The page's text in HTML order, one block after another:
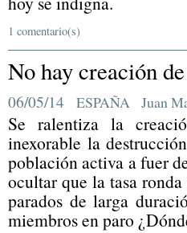
1 comentario(s)
No hay creación
06/05/14 ESPAÑA Juan
Se ralentiza la
inexorable la
población activa a fuer
ocultar que la tasa
parados de larga
miembros en paro